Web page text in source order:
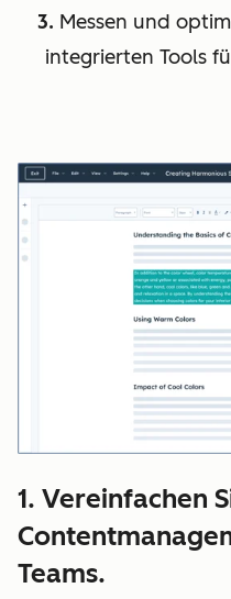
3. Messen und
integrierten Tools
1. Vereinfachen
Teams.